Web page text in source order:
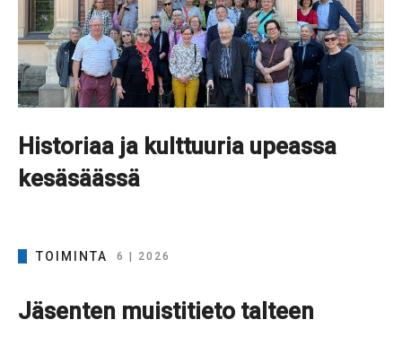
Historiaa ja kulttuuria upeassa
kesäsäässä
TOIMINTA 6 | 2026
Jäsenten muistitieto talteen